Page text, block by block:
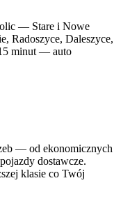
— Stare i Nowe
Radoszyce, Daleszyce,
minut — auto
— od ekonomicznych
dostawcze.
klasie co Twój